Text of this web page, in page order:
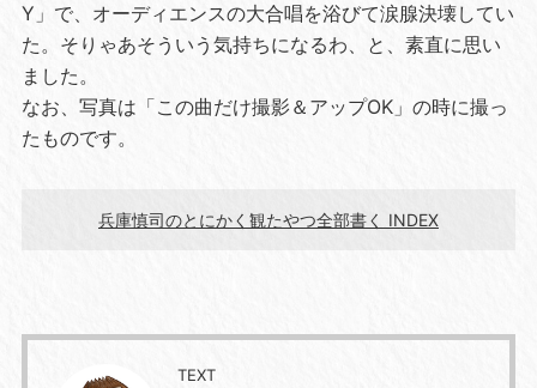
Y」で、オーディエンスの大合唱を浴びて涙腺決壊してい
た。そりゃあそういう気持ちになるわ、と、素直に思い
ました。
なお、写真は「この曲だけ撮影＆アップOK」の時に撮っ
たものです。
兵庫慎司のとにかく観たやつ全部書く INDEX
TEXT